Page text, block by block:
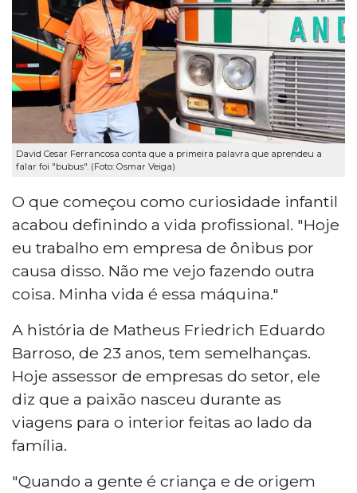
David Cesar Ferrancosa conta que a primeira palavra que aprendeu a
falar foi "bubus". (Foto: Osmar Veiga)
O que começou como curiosidade infantil
acabou definindo a vida profissional. "Hoje
eu trabalho em empresa de ônibus por
causa disso. Não me vejo fazendo outra
coisa. Minha vida é essa máquina."
A história de Matheus Friedrich Eduardo
Barroso, de 23 anos, tem semelhanças.
Hoje assessor de empresas do setor, ele
diz que a paixão nasceu durante as
viagens para o interior feitas ao lado da
família.
"Quando a gente é criança e de origem